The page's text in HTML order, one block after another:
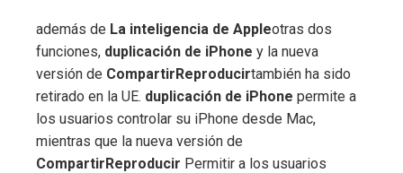
además de La inteligencia de Appleotras dos
funciones, duplicación de iPhone y la nueva
versión de CompartirReproducirtambién ha sido
retirado en la UE. duplicación de iPhone permite a
los usuarios controlar su iPhone desde Mac,
mientras que la nueva versión de
CompartirReproducir Permitir a los usuarios